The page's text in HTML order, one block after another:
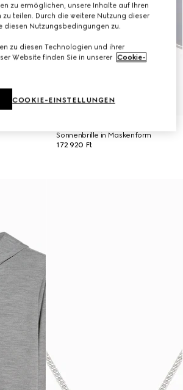
Sonnenbrille in Maskenform
172 920 Ft
zu ermöglichen, unsere Inhalte auf Ihren
zu teilen. Durch die weitere Nutzung dieser
diesen Nutzungsbedingungen zu.
zu diesen Technologien und ihrer
Website finden Sie in unserer Cookie-
COOKIE-EINSTELLUNGEN